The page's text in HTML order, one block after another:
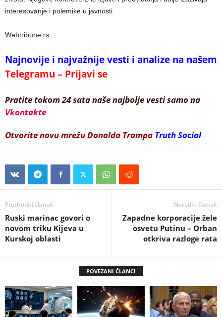
interesovanje i polemike u javnosti.
Webtribune.rs
Najnovije i najvažnije vesti i analize na našem
Telegramu – Prijavi se
Pratite tokom 24 sata naše najbolje vesti samo na
Vkontakte
Otvorite novu mrežu Donalda Trampa Truth Social
Prethodni članak
Ruski marinac govori o
novom triku Kijeva u
Kurskoj oblasti
Naredni članak
Zapadne korporacije žele
osvetu Putinu – Orban
otkriva razloge rata
POVEZANI ČLANCI